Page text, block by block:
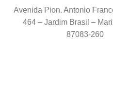
Avenida Pion. Antonio
464 – Jardim Brasil –
87083-260